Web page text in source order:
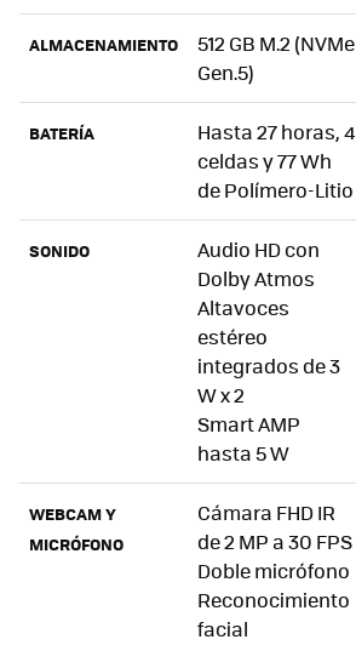
ALMACENAMIENTO
512 GB M.2 (NVMe
Gen.5)
BATERÍA
Hasta 27 horas, 4
celdas y 77 Wh
de Polímero-Litio
SONIDO
Audio HD con
Dolby Atmos
Altavoces
estéreo
integrados de 3
W x 2
Smart AMP
hasta 5 W
WEBCAM Y
MICRÓFONO
Cámara FHD IR
de 2 MP a 30 FPS
Doble micrófono
Reconocimiento
facial